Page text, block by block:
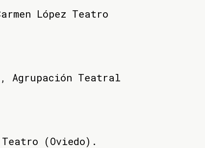
López Teatro
Agrupación Teatral
(Oviedo).